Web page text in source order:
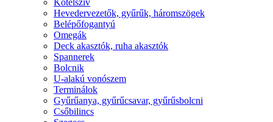
Hevedervezetők, gyűrűk, háromszögek
Belépőfogantyú
Omegák
Deck akasztók, ruha akasztók
Spannerek
Bolcnik
U-alakú vonószem
Terminálok
Gyűrűanya, gyűrűcsavar, gyűrűsbolcni
Csőbilincs